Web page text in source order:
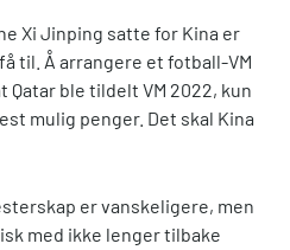
Xi Jinping satte for Kina er
til. Å arrangere et fotball-VM
ble tildelt VM 2022, kun
mulig penger. Det skal Kina
er vanskeligere, men
med ikke lenger tilbake